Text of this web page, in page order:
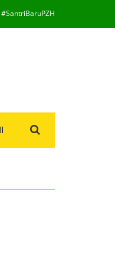
#SantriBaruPZH
for: